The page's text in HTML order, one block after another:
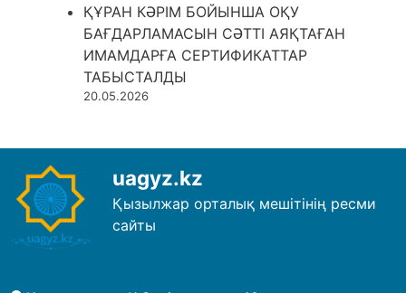
ҚҰРАН КӘРІМ БОЙЫНША ОҚУ
БАҒДАРЛАМАСЫН СӘТТІ АЯҚТАҒАН
ИМАМДАРҒА СЕРТИФИКАТТАР
ТАБЫСТАЛДЫ
20.05.2026
uagyz.kz
Қызылжар орталық мешітінің ресми
сайты